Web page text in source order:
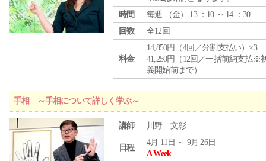
時間
毎週 （金） 13 ：10 ～ 14 ：30
回数
全12回
料金
14,850円（4回／分割支払い）×3
41,250円（12回／一括前納支払※
義開始前まで）
手相 ～手相について詳しく学ぶ～
講師 川野 文彰
日程
4月 11日 ～ 9月 26日
A Week